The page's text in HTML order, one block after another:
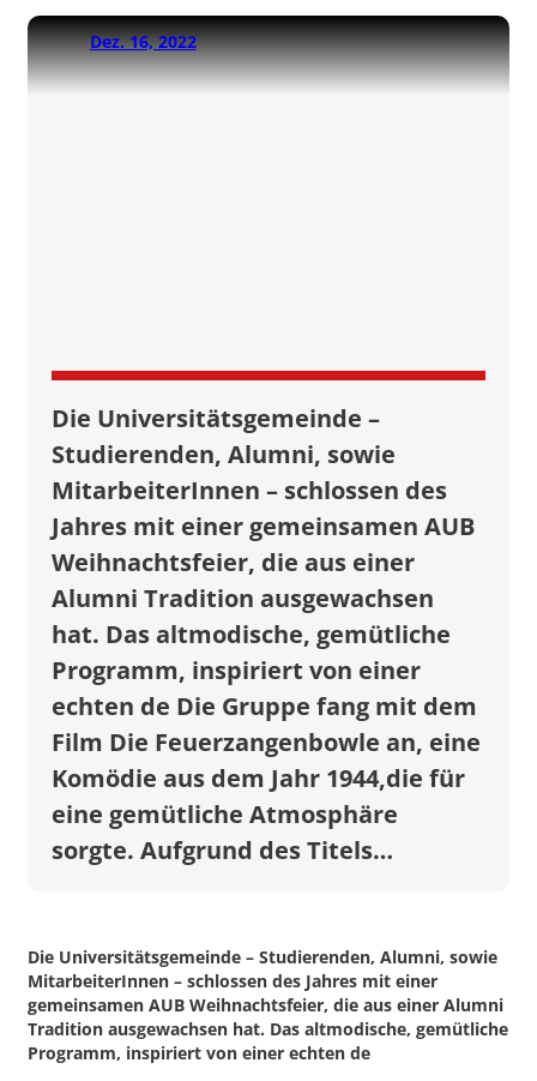
Dez. 16, 2022
Die Universitätsgemeinde –
Studierenden, Alumni, sowie
MitarbeiterInnen – schlossen des
Jahres mit einer gemeinsamen AUB
Weihnachtsfeier, die aus einer
Alumni Tradition ausgewachsen
hat. Das altmodische, gemütliche
Programm, inspiriert von einer
echten de Die Gruppe fang mit dem
Film Die Feuerzangenbowle an, eine
Komödie aus dem Jahr 1944,die für
eine gemütliche Atmosphäre
sorgte. Aufgrund des Titels…
Die Universitätsgemeinde – Studierenden, Alumni, sowie
MitarbeiterInnen – schlossen des Jahres mit einer
gemeinsamen AUB Weihnachtsfeier, die aus einer Alumni
Tradition ausgewachsen hat. Das altmodische, gemütliche
Programm, inspiriert von einer echten de